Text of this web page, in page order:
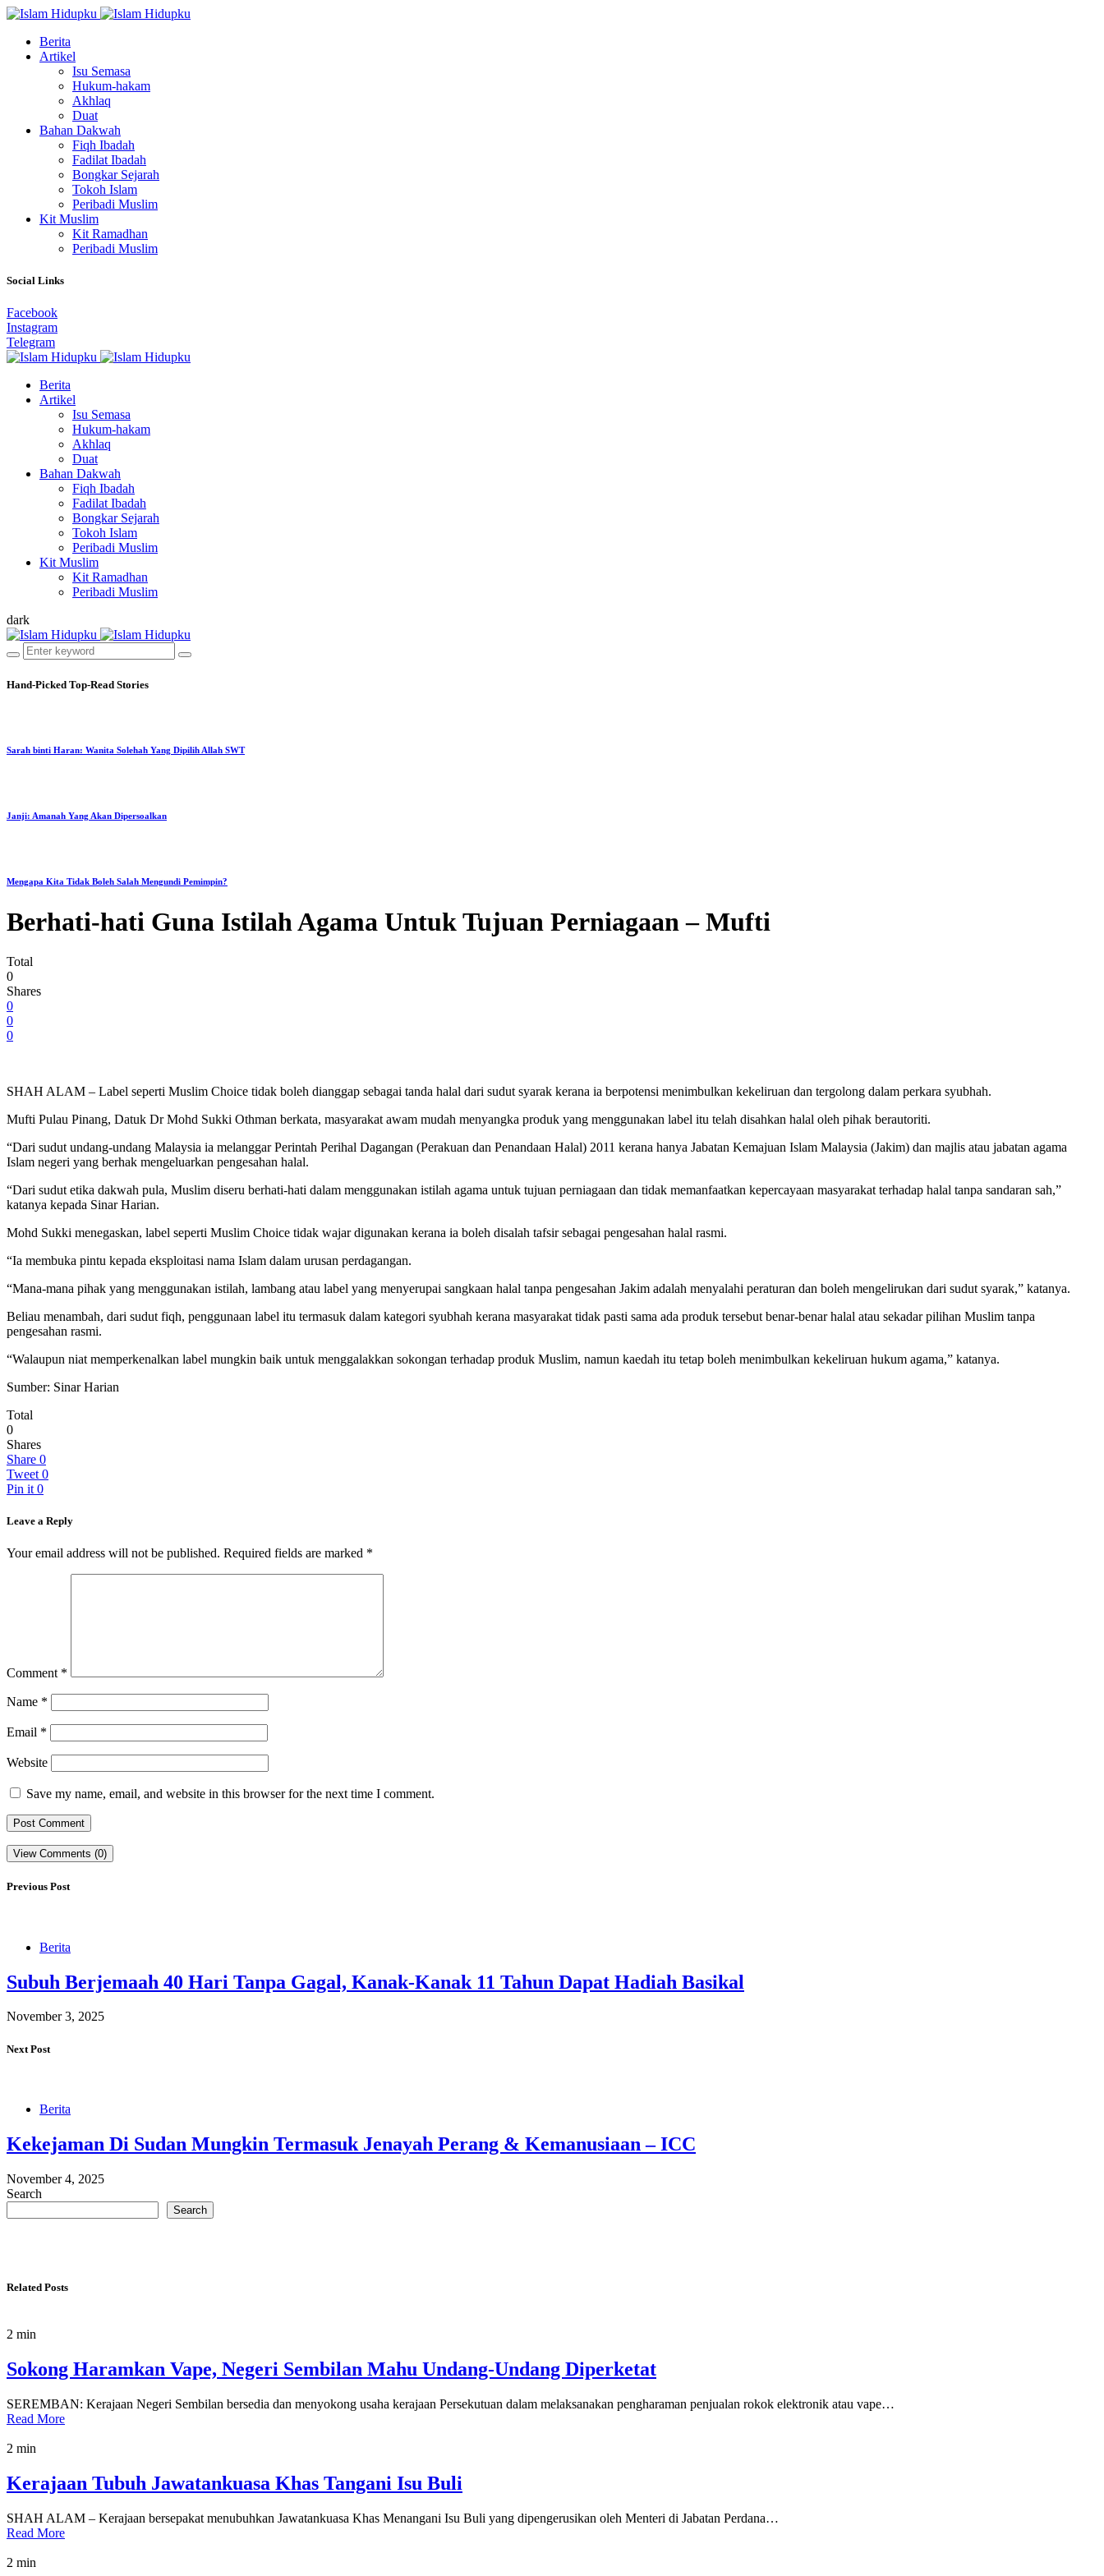
Berita
Artikel
Isu Semasa
Hukum-hakam
Akhlaq
Duat
Bahan Dakwah
Fiqh Ibadah
Fadilat Ibadah
Bongkar Sejarah
Tokoh Islam
Peribadi Muslim
Kit Muslim
Kit Ramadhan
Peribadi Muslim
Social Links
Facebook
Instagram
Telegram
Berita
Artikel
Isu Semasa
Hukum-hakam
Akhlaq
Duat
Bahan Dakwah
Fiqh Ibadah
Fadilat Ibadah
Bongkar Sejarah
Tokoh Islam
Peribadi Muslim
Kit Muslim
Kit Ramadhan
Peribadi Muslim
dark
Hand-Picked Top-Read Stories
Sarah binti Haran: Wanita Solehah Yang Dipilih Allah SWT
Janji: Amanah Yang Akan Dipersoalkan
Mengapa Kita Tidak Boleh Salah Mengundi Pemimpin?
Berhati-hati Guna Istilah Agama Untuk Tujuan Perniagaan – Mufti
Total
0
Shares
0
0
0
SHAH ALAM – Label seperti Muslim Choice tidak boleh dianggap sebagai tanda halal dari sudut syarak kerana ia berpotensi menimbulkan kekeliruan dan tergolong dalam perkara syubhah.
Mufti Pulau Pinang, Datuk Dr Mohd Sukki Othman berkata, masyarakat awam mudah menyangka produk yang menggunakan label itu telah disahkan halal oleh pihak berautoriti.
“Dari sudut undang-undang Malaysia ia melanggar Perintah Perihal Dagangan (Perakuan dan Penandaan Halal) 2011 kerana hanya Jabatan Kemajuan Islam Malaysia (Jakim) dan majlis atau jabatan agama
Islam negeri yang berhak mengeluarkan pengesahan halal.
“Dari sudut etika dakwah pula, Muslim diseru berhati-hati dalam menggunakan istilah agama untuk tujuan perniagaan dan tidak memanfaatkan kepercayaan masyarakat terhadap halal tanpa sandaran sah,”
katanya kepada Sinar Harian.
Mohd Sukki menegaskan, label seperti Muslim Choice tidak wajar digunakan kerana ia boleh disalah tafsir sebagai pengesahan halal rasmi.
“Ia membuka pintu kepada eksploitasi nama Islam dalam urusan perdagangan.
“Mana-mana pihak yang menggunakan istilah, lambang atau label yang menyerupai sangkaan halal tanpa pengesahan Jakim adalah menyalahi peraturan dan boleh mengelirukan dari sudut syarak,” katanya.
Beliau menambah, dari sudut fiqh, penggunaan label itu termasuk dalam kategori syubhah kerana masyarakat tidak pasti sama ada produk tersebut benar-benar halal atau sekadar pilihan Muslim tanpa
pengesahan rasmi.
“Walaupun niat memperkenalkan label mungkin baik untuk menggalakkan sokongan terhadap produk Muslim, namun kaedah itu tetap boleh menimbulkan kekeliruan hukum agama,” katanya.
Sumber: Sinar Harian
Total
0
Shares
Share 0
Tweet 0
Pin it 0
Leave a Reply
Your email address will not be published. Required fields are marked *
Comment *
Name *
Email *
Website
Save my name, email, and website in this browser for the next time I comment.
View Comments (0)
Previous Post
Berita
Subuh Berjemaah 40 Hari Tanpa Gagal, Kanak-Kanak 11 Tahun Dapat Hadiah Basikal
November 3, 2025
Next Post
Berita
Kekejaman Di Sudan Mungkin Termasuk Jenayah Perang & Kemanusiaan – ICC
November 4, 2025
Search
Search
Related Posts
2 min
Sokong Haramkan Vape, Negeri Sembilan Mahu Undang-Undang Diperketat
SEREMBAN: Kerajaan Negeri Sembilan bersedia dan menyokong usaha kerajaan Persekutuan dalam melaksanakan pengharaman penjualan rokok elektronik atau vape…
Read More
2 min
Kerajaan Tubuh Jawatankuasa Khas Tangani Isu Buli
SHAH ALAM – Kerajaan bersepakat menubuhkan Jawatankuasa Khas Menangani Isu Buli yang dipengerusikan oleh Menteri di Jabatan Perdana…
Read More
2 min